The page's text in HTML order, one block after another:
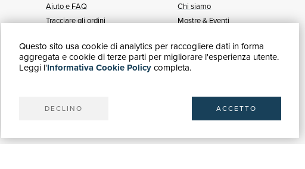
Questo sito usa cookie di analytics per raccogliere dati in forma
aggregata e cookie di terze parti per migliorare l'esperienza utente.
Leggi l'Informativa Cookie Policycompleta.
DECLINO ACCETTO
Aiuto e FAQ
Tracciare gli ordini
Fatturazione
Carta del Docente / 18App
Chi siamo
Mostre & Eventi
Blog
Vendi con noi